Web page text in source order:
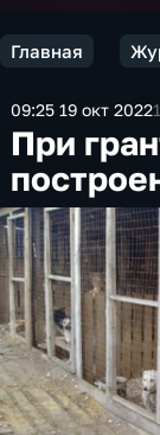
Главная
09:25 19 окт 2022
При